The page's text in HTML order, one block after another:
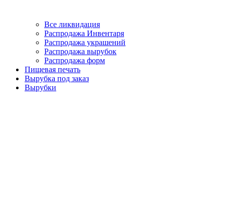
Все ликвидация
Распродажа Инвентаря
Распродажа украшений
Распродажа вырубок
Распродажа форм
Пищевая печать
Вырубка под заказ
Вырубки